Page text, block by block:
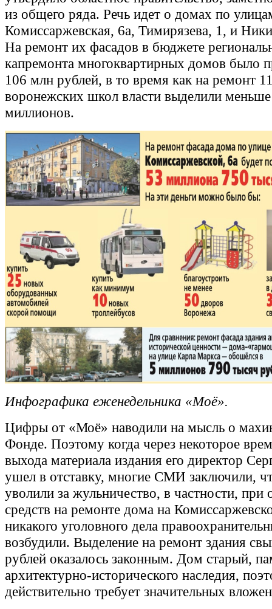
из общего ряда. Речь идет о домах по
Комиссаржевская, 6а, Тимирязева, 1, и
На ремонт их фасадов в бюджете
капремонта многоквартирных домов было
106 млн рублей, в то время как на ремонт
воронежских школ власти выделили
миллионов.
Инфографика еженедельника «Moё».
Цифры от «Моё» наводили на мысль о
Фонде. Поэтому когда через некоторое
выхода материала издания его директор
ушел в отставку, многие СМИ заключили,
уволили за жульничество, в частности, при
средств на ремонте дома на
никакого уголовного дела
возбудили. Выделение на ремонт здания
рублей оказалось законным. Дом старый,
архитектурно-исторического наследия,
действительно требует значительных